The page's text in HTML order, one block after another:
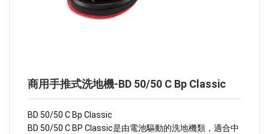
商用手推式洗地機-BD 50/50 C Bp Classic
BD 50/50 C Bp Classic
BD 50/50 C BP Classic是由電池驅動的洗地機類，適合中